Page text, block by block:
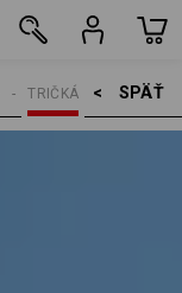
SPÄŤ    >
TRIČKÁ